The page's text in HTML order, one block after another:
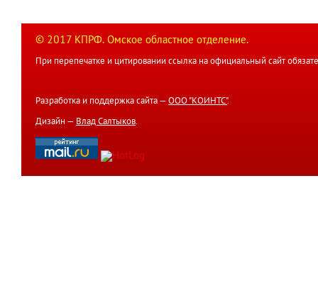
© 2017 КПРФ. Омское областное отделение.
При перепечатке и цитировании ссылка на официальный сайт
Разработка и поддержка сайта — ООО "КОИНТС".
Дизайн — Влад Салтыков.